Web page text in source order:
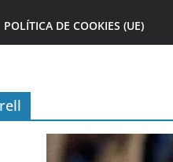
POLÍTICA DE COOKIES (UE)